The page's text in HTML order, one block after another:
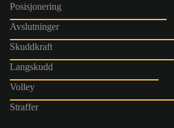
Posisjonering
Avslutninger
Skuddkraft
Langskudd
Volley
Straffer